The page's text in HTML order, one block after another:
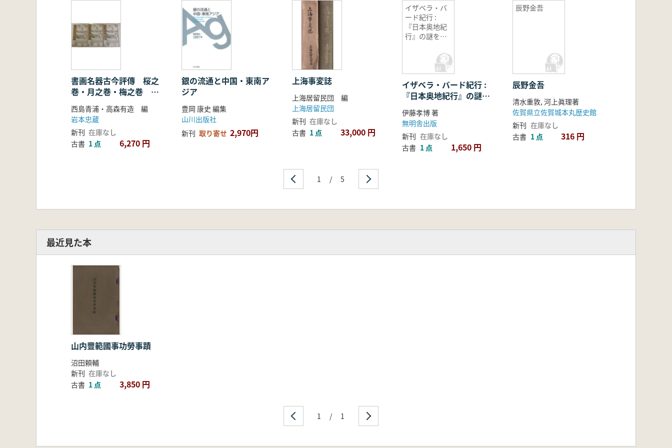
書画名器古今評傳 桜之
巻・月之巻・梅之巻 全
3冊揃
西島青浦・高森有造 編
岩本忠蔵
新刊 在庫なし
古書 1 点 6,270 円
銀の流通と中国・東南ア
ジア
豊岡 康史 編集
山川出版社
新刊 取り寄せ 2,970円
上海事変誌
上海居留民団 編
上海居留民団
新刊 在庫なし
古書 1 点 33,000 円
イザベラ・バ
ード紀行 :
『日本奥地紀
行』の謎を読
イザベラ・バード紀行 :
『日本奥地紀行』の謎を
読む
伊藤孝博 著
無明舎出版
新刊 在庫なし
古書 1 点 1,650 円
辰野金吾
辰野金吾
清水重敦, 河上眞理著
佐賀県立佐賀城本丸歴史館
新刊 在庫なし
古書 1 点 316 円
1 / 5
最近見た本
山内豐範國事功勞事蹟
沼田頼輔
新刊 在庫なし
古書 1 点 3,850 円
1 / 1